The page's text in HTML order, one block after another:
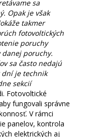
sa
Opak je však
takmer
fotovoltických
poruchy
poruchy.
sa často nedajú
je technik
sekcií
Fotovoltické
fungovali správne
V rámci
panelov, kontrola
elektrických aj